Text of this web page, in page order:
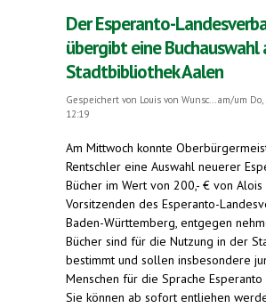
Der Esperanto-
übergibt eine Buchauswahl
Stadtbibliothek Aalen
Gespeichert von Louis von Wunsc...
am/um Do,
12:19
Am Mittwoch konnte
Rentschler eine Auswahl neuerer
Bücher im Wert von 200,- € von Alois
Vorsitzenden des Esperanto-
Baden-Württemberg, entgegen
Bücher sind für die Nutzung in der
bestimmt und sollen insbesondere
Menschen für die Sprache
Sie können ab sofort entliehen